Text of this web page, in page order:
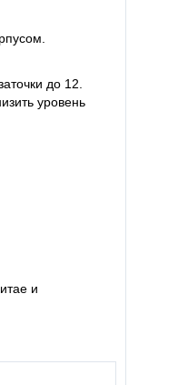
до 12.
уровень
и